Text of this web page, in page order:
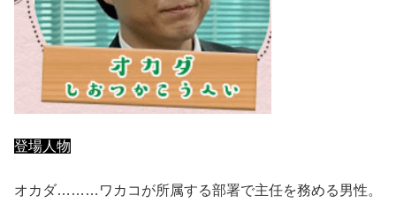
登場人物
オカダ………ワカコが所属する部署で主任を務める男性。